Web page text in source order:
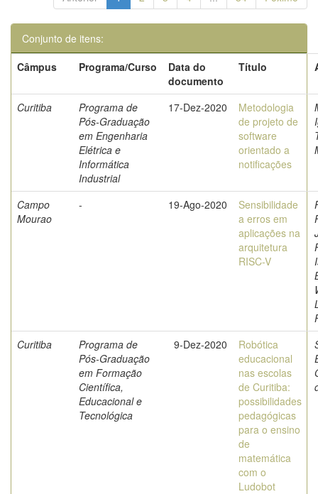
Conjunto de itens:
Câmpus
Programa/Curso
Data do
documento
Título
Curitiba
Programa de
Pós-Graduação
em Engenharia
Elétrica e
Informática
Industrial
17-Dez-2020
Metodologia
de projeto de
software
orientado a
notificações
Campo
Mourao
- 19-Ago-2020
Sensibilidade
a erros em
aplicações na
arquitetura
RISC-V
Curitiba
Programa de
Pós-Graduação
em Formação
Científica,
Educacional e
Tecnológica
9-Dez-2020
Robótica
educacional
nas escolas
de Curitiba:
possibilidades
pedagógicas
para o ensino
de
matemática
com o
Ludobot